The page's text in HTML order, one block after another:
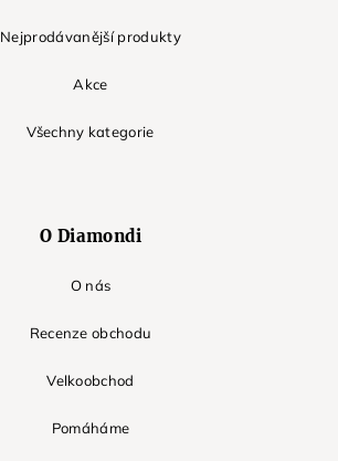
Nejprodávanější produkty
Akce
Všechny kategorie
O Diamondi
O nás
Recenze obchodu
Velkoobchod
Pomáháme